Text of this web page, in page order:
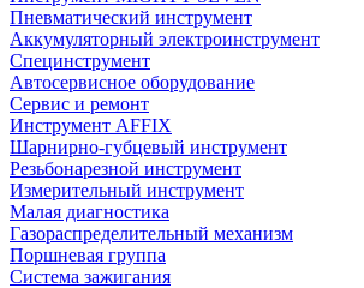
Пневматический инструмент
Аккумуляторный электроинструмент
Специнструмент
Автосервисное оборудование
Сервис и ремонт
Инструмент AFFIX
Шарнирно-губцевый инструмент
Резьбонарезной инструмент
Измерительный инструмент
Малая диагностика
Газораспределительный механизм
Поршневая группа
Система зажигания